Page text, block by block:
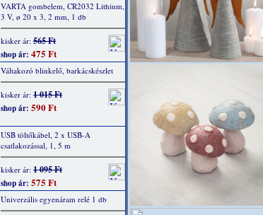
VARTA gombelem, CR2032 Lithium,
3 V, ø 20 x 3, 2 mm, 1 db
kisker ár: 565 Ft
shop ár: 475 Ft
Váltakozó blinkelő, barkácskészlet
kisker ár: 1 015 Ft
shop ár: 590 Ft
USB töltőkábel, 2 x USB-A
csatlakozással, 1, 5 m
kisker ár: 1 095 Ft
shop ár: 575 Ft
Univerzális egyenáram relé 1 db